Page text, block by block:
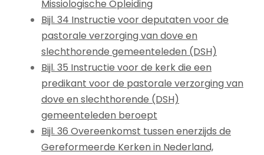
Missiologische Opleiding
Bijl. 34 Instructie voor deputaten voor de
pastorale verzorging van dove en
slechthorende gemeenteleden (DSH)
Bijl. 35 Instructie voor de kerk die een
predikant voor de pastorale verzorging van
dove en slechthorende (DSH)
gemeenteleden beroept
Bijl. 36 Overeenkomst tussen enerzijds de
Gereformeerde Kerken in Nederland,